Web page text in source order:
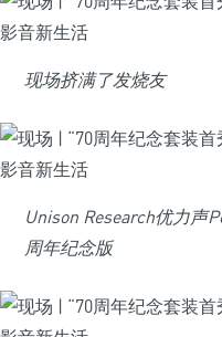
现场挤满了发烧友
Unison Research优力声
周年纪念版